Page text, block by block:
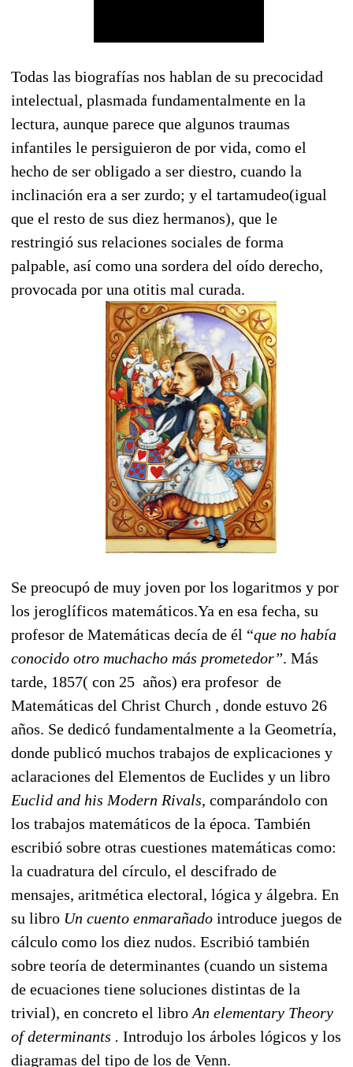
Todas las biografías nos hablan de su precocidad
intelectual, plasmada fundamentalmente en la
lectura, aunque parece que algunos traumas
infantiles le persiguieron de por vida, como el
hecho de ser obligado a ser diestro, cuando la
inclinación era a ser zurdo; y el tartamudeo(igual
que el resto de sus diez hermanos), que le
restringió sus relaciones sociales de forma
palpable, así como una sordera del oído derecho,
provocada por una otitis mal curada.
Se preocupó de muy joven por los logaritmos y por
los jeroglíficos matemáticos.Ya en esa fecha, su
profesor de Matemáticas decía de él “que no había
conocido otro muchacho más prometedor”. Más
tarde, 1857( con 25 años) era profesor de
Matemáticas del Christ Church , donde estuvo 26
años. Se dedicó fundamentalmente a la Geometría,
donde publicó muchos trabajos de explicaciones y
aclaraciones del Elementos de Euclides y un libro
Euclid and his Modern Rivals, comparándolo con
los trabajos matemáticos de la época. También
escribió sobre otras cuestiones matemáticas como:
la cuadratura del círculo, el descifrado de
mensajes, aritmética electoral, lógica y álgebra. En
su libro Un cuento enmarañado introduce juegos de
cálculo como los diez nudos. Escribió también
sobre teoría de determinantes (cuando un sistema
de ecuaciones tiene soluciones distintas de la
trivial), en concreto el libro An elementary Theory
of determinants . Introdujo los árboles lógicos y los
diagramas del tipo de los de Venn.